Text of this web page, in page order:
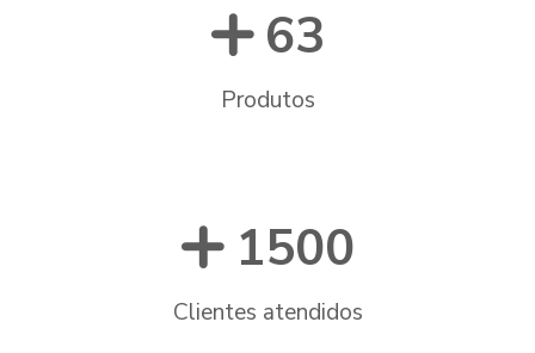
63
Produtos
1500
Clientes atendidos